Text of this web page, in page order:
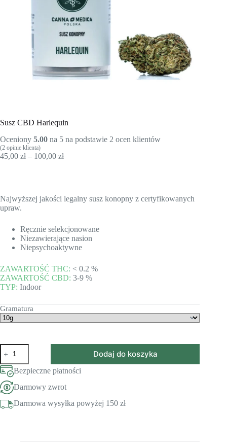
Susz CBD Harlequin
Oceniony 5.00 na 5 na podstawie 2 ocen klientów
(2 opinie klienta)
45,00 zł – 100,00 złZakres
100,00 zł
Najwyższej jakości legalny susz konopny z certyfikowanych
upraw.
Ręcznie selekcjonowane
Niezawierające nasion
Niepsychoaktywne
ZAWARTOŚĆ THC: < 0.2 %
ZAWARTOŚĆ CBD: 3-9 %
TYP: Indoor
Gramatura
ilość
Susz
CBD
Harlequin
Dodaj do koszyka
Bezpieczne płatności
Darmowy zwrot
Darmowa wysyłka powyżej 150 zł